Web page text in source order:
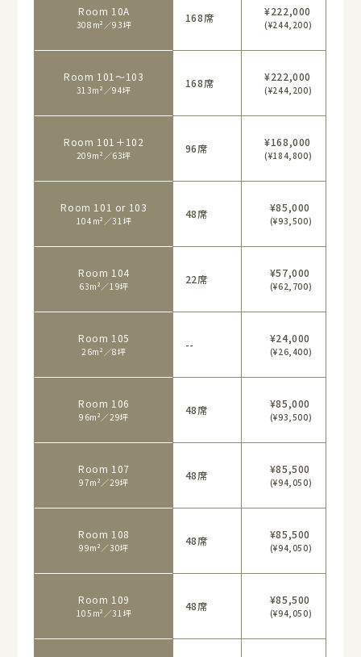
Room 10A
308m²／93坪
168席 ¥222,000
(¥244,200)
Room 101〜103
313m²／94坪
168席 ¥222,000
(¥244,200)
Room 101＋102
209m²／63坪
96席 ¥168,000
(¥184,800)
Room 101 or 103
104m²／31坪
48席 ¥85,000
(¥93,500)
Room 104
63m²／19坪
22席 ¥57,000
(¥62,700)
Room 105
26m²／8坪
-- ¥24,000
(¥26,400)
Room 106
96m²／29坪
48席 ¥85,000
(¥93,500)
Room 107
97m²／29坪
48席 ¥85,500
(¥94,050)
Room 108
99m²／30坪
48席 ¥85,500
(¥94,050)
Room 109
105m²／31坪
48席 ¥85,500
(¥94,050)